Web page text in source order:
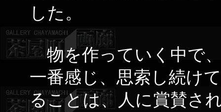
した。
物を作っていく中で
一番感じ、思索し続け
ることは、人に賞賛さ